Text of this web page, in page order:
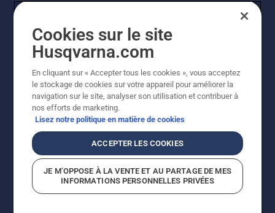
© Husqvarna AB (publ). Tous droits réservés. Les prix
indiqués sont à titre indicatif de Husqvarna Schweiz AG
aux revendeurs participants, prix en CHF, TVA 8,1 % et
TAR incluses. Sous réserve de modification. Tous les
prix indiqués sont des prix de vente recommandés (TVA
incluse), sauf si le produit est disponible pour un achat
Avis de confidentialitéImpressionCGVL Shop en ligne
Signalement de violations présumées
Cookies sur le site
Husqvarna.com
En cliquant sur « Accepter tous les cookies », vous acceptez
le stockage de cookies sur votre appareil pour améliorer la
navigation sur le site, analyser son utilisation et contribuer à
nos efforts de marketing.
Lisez notre politique en matière de cookies
ACCEPTER LES COOKIES
JE M’OPPOSE À LA VENTE ET AU PARTAGE DE MES
INFORMATIONS PERSONNELLES PRIVÉES